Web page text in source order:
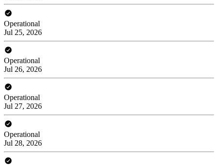
Operational
Jul 25, 2026
Operational
Jul 26, 2026
Operational
Jul 27, 2026
Operational
Jul 28, 2026